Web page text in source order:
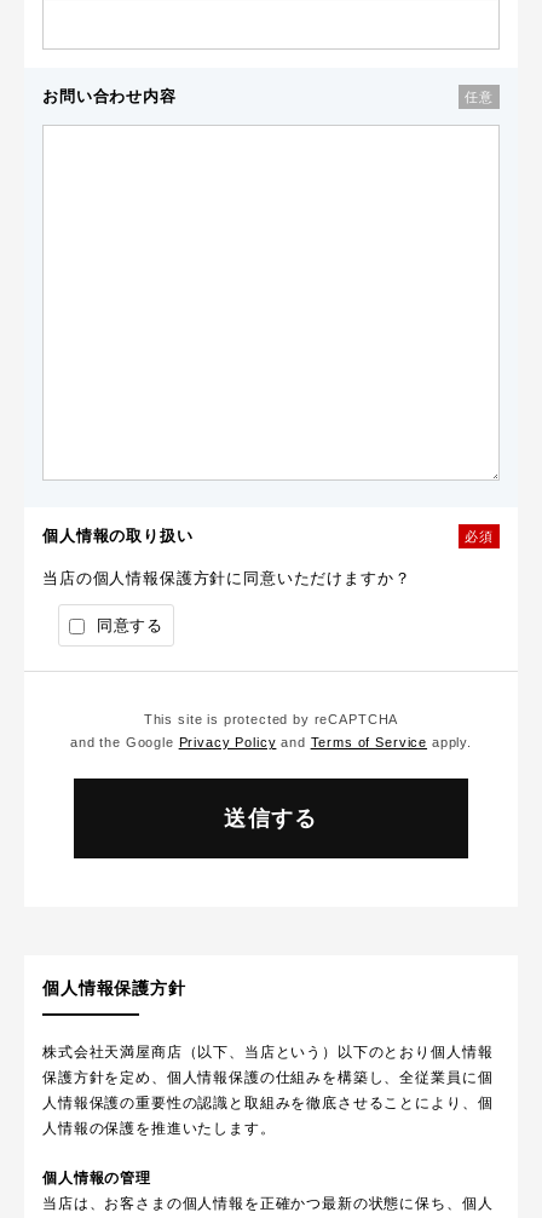
お問い合わせ内容 任意
個人情報の取り扱い 必須
当店の個人情報保護方針に同意いただけますか？
同意する
This site is protected by reCAPTCHA
and the Google Privacy Policy and Terms of Service apply.
個人情報保護方針
株式会社天満屋商店（以下、当店という）以下のとおり個人情報
保護方針を定め、個人情報保護の仕組みを構築し、全従業員に個
人情報保護の重要性の認識と取組みを徹底させることにより、個
人情報の保護を推進いたします。
個人情報の管理
当店は、お客さまの個人情報を正確かつ最新の状態に保ち、個人